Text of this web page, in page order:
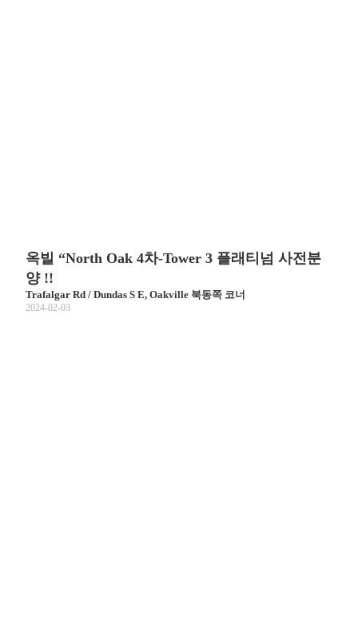
옥빌 “North Oak 4차-Tower 3 플래티넘 사전분
양 !!
Trafalgar Rd / Dundas S E, Oakville 북동쪽 코너
2024-02-03